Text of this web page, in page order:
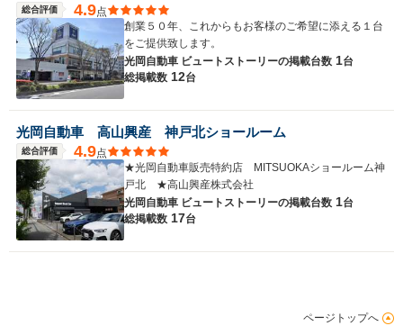
総合評価 4.9点
創業５０年、これからもお客様のご希望に添える１台
をご提供致します。
光岡自動車 ビュートストーリーの掲載台数 1台
総掲載数 12台
光岡自動車 高山興産 神戸北ショールーム
総合評価 4.9点
★光岡自動車販売特約店 MITSUOKAショールーム神
戸北 ★高山興産株式会社
光岡自動車 ビュートストーリーの掲載台数 1台
総掲載数 17台
ページトップへ